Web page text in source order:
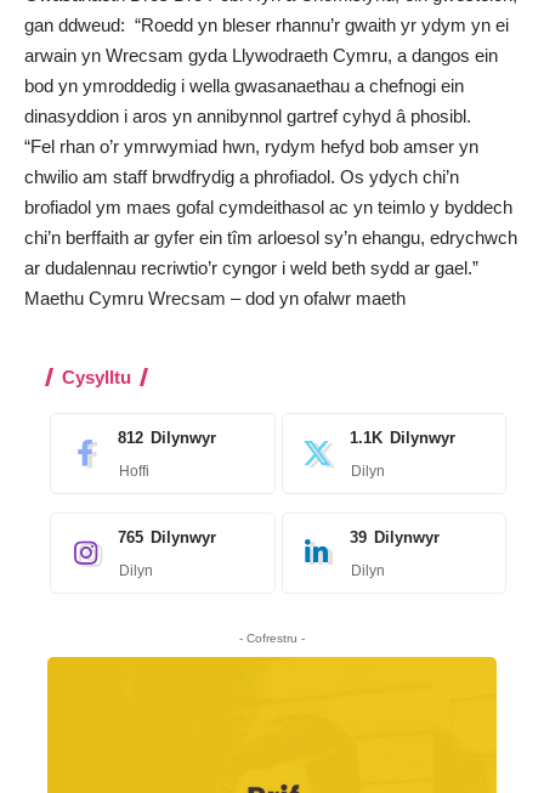
gan ddweud: “Roedd yn bleser rhannu’r gwaith yr ydym yn ei
arwain yn Wrecsam gyda Llywodraeth Cymru, a dangos ein
bod yn ymroddedig i wella gwasanaethau a chefnogi ein
dinasyddion i aros yn annibynnol gartref cyhyd â phosibl.
“Fel rhan o’r ymrwymiad hwn, rydym hefyd bob amser yn
chwilio am staff brwdfrydig a phrofiadol. Os ydych chi’n
brofiadol ym maes gofal cymdeithasol ac yn teimlo y byddech
chi’n berffaith ar gyfer ein tîm arloesol sy’n ehangu, edrychwch
ar dudalennau recriwtio’r cyngor i weld beth sydd ar gael.”
Maethu Cymru Wrecsam – dod yn ofalwr maeth
Cysylltu
812 Dilynwyr
Hoffi
1.1K Dilynwyr
Dilyn
765 Dilynwyr
Dilyn
39 Dilynwyr
Dilyn
- Cofrestru -